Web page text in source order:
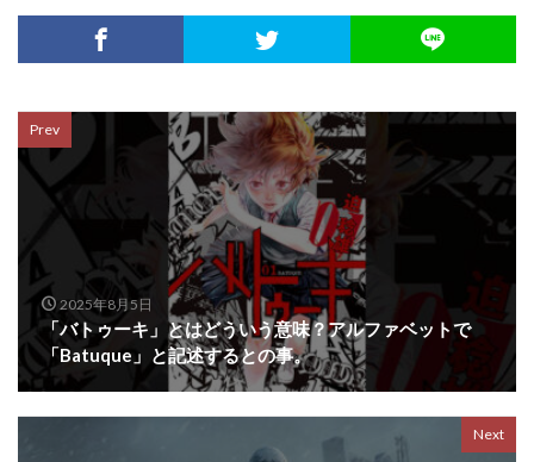
Prev
2025年8月5日
「バトゥーキ」とはどういう意味？アルファベットで
「Batuque」と記述するとの事。
Next